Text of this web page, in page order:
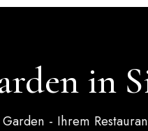
in
- Ihrem